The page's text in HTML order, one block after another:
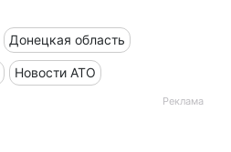
Донецкая область
Новости АТО